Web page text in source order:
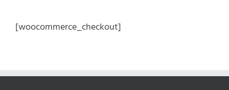
[woocommerce_checkout]